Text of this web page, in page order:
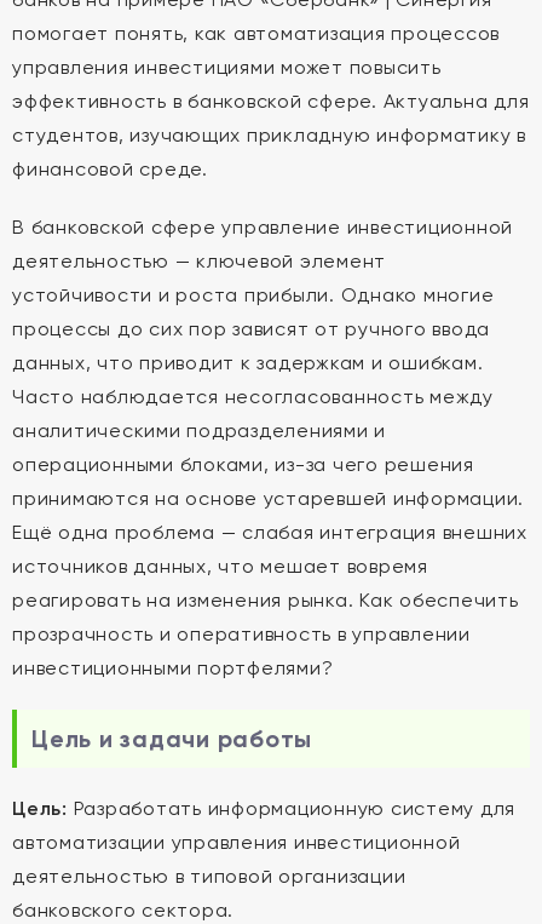
помогает понять, как автоматизация процессов
управления инвестициями может повысить
эффективность в банковской сфере. Актуальна для
студентов, изучающих прикладную информатику в
финансовой среде.
В банковской сфере управление инвестиционной
деятельностью — ключевой элемент
устойчивости и роста прибыли. Однако многие
процессы до сих пор зависят от ручного ввода
данных, что приводит к задержкам и ошибкам.
Часто наблюдается несогласованность между
аналитическими подразделениями и
операционными блоками, из-за чего решения
принимаются на основе устаревшей информации.
Ещё одна проблема — слабая интеграция внешних
источников данных, что мешает вовремя
реагировать на изменения рынка. Как обеспечить
прозрачность и оперативность в управлении
инвестиционными портфелями?
Цель и задачи работы
Цель: Разработать информационную систему для
автоматизации управления инвестиционной
деятельностью в типовой организации
банковского сектора.